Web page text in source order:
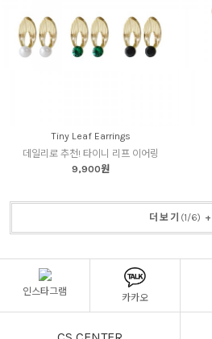
Tiny Leaf Earrings
데일리로 추천! 타이니 리프 이어링
9,900원
더보기 (1/6) +
인스타그램
카카오